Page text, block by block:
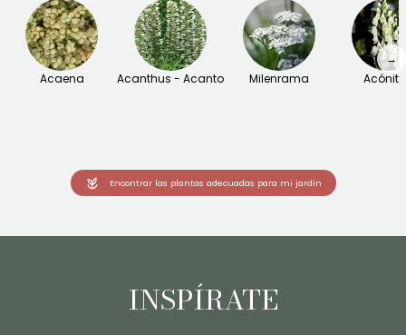
Acaena Acanthus - Acanto Milenrama
→
Encontrar las plantas adecuadas para mi jardín
INSPÍRATE